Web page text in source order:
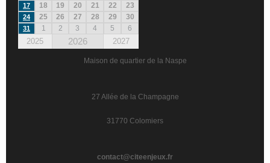
17 18 19 20 21 22 23
24 25 26 27 28 29 30
31 1 2 3 4 5 6
2025 2026 2027
Maison de quartier de la Naspe
27 Allée de la Champagne
31770 Colomiers
contact@citeenjeux.fr